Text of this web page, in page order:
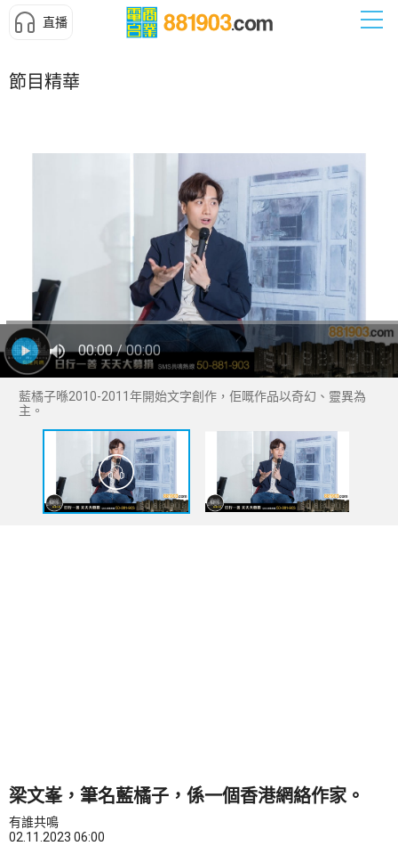
直播
節目精華
00:00/ 00:00
藍橘子喺2010-2011年開始文字創作，佢嘅作品以奇幻、靈異為
主。
梁文峯，筆名藍橘子，係一個香港網絡作家。
有誰共鳴
02.11.2023 06:00